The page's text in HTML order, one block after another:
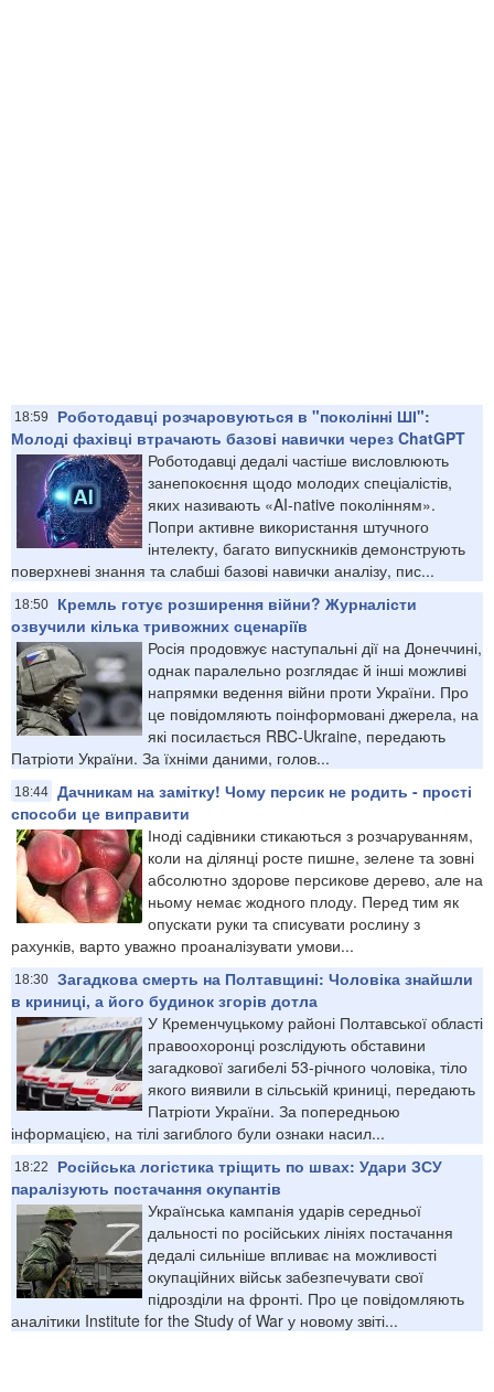
18:59
Роботодавці розчаровуються в "поколінні ШІ":
Молоді фахівці втрачають базові навички через ChatGPT
Роботодавці дедалі частіше висловлюють
занепокоєння щодо молодих спеціалістів,
яких називають «AI-native поколінням».
Попри активне використання штучного
інтелекту, багато випускників демонструють
поверхневі знання та слабші базові навички аналізу, пис...
18:50
Кремль готує розширення війни? Журналісти
озвучили кілька тривожних сценаріїв
Росія продовжує наступальні дії на Донеччині,
однак паралельно розглядає й інші можливі
напрямки ведення війни проти України. Про
це повідомляють поінформовані джерела, на
які посилається RBC-Ukraine, передають
Патріоти України. За їхніми даними, голов...
18:44 Дачникам на замітку! Чому персик не родить - прості
способи це виправити
Іноді садівники стикаються з розчаруванням,
коли на ділянці росте пишне, зелене та зовні
абсолютно здорове персикове дерево, але на
ньому немає жодного плоду. Перед тим як
опускати руки та списувати рослину з
рахунків, варто уважно проаналізувати умови...
18:30 Загадкова смерть на Полтавщині: Чоловіка знайшли
в криниці, а його будинок згорів дотла
У Кременчуцькому районі Полтавської області
правоохоронці розслідують обставини
загадкової загибелі 53-річного чоловіка, тіло
якого виявили в сільській криниці, передають
Патріоти України. За попередньою
інформацією, на тілі загиблого були ознаки насил...
18:22
Російська логістика тріщить по швах: Удари ЗСУ
паралізують постачання окупантів
Українська кампанія ударів середньої
дальності по російських лініях постачання
дедалі сильніше впливає на можливості
окупаційних військ забезпечувати свої
підрозділи на фронті. Про це повідомляють
аналітики Institute for the Study of War у новому звіті...